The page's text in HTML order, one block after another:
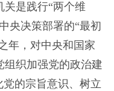
是践行“两个维
央决策部署的“最初
年，对中央和国家
组织加强党的政治建
的宗旨意识、树立